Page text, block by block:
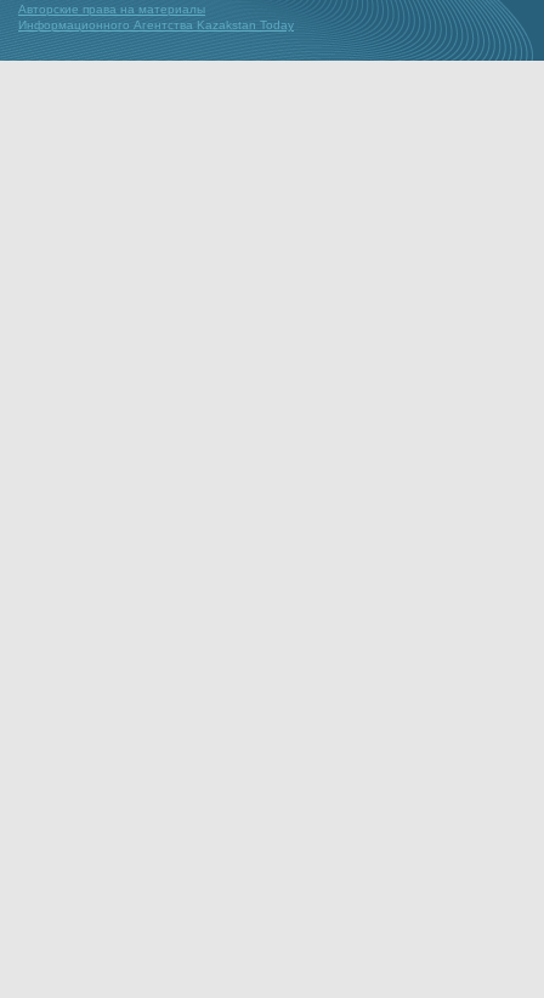
Авторские права на материалы
Информационного Агентства Kazakstan Today